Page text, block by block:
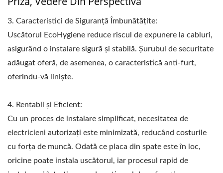
3. Caracteristici de Siguranță Îmbunătățite:
Uscătorul EcoHygiene reduce riscul de expunere la cabluri,
asigurând o instalare sigură și stabilă. Șurubul de securitate
adăugat oferă, de asemenea, o caracteristică anti-furt,
oferindu-vă liniște.
4. Rentabil și Eficient:
Cu un proces de instalare simplificat, necesitatea de
electricieni autorizați este minimizată, reducând costurile
cu forța de muncă. Odată ce placa din spate este în loc,
oricine poate instala uscătorul, iar procesul rapid de